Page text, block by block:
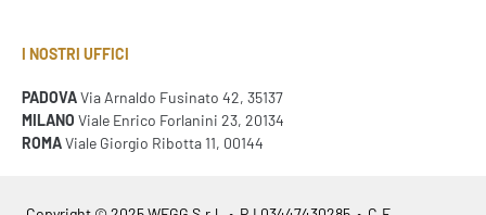
I NOSTRI UFFICI
PADOVAVia Arnaldo Fusinato 42, 35137
MILANO Viale Enrico Forlanini 23, 20134
ROMAViale Giorgio Ribotta 11, 00144